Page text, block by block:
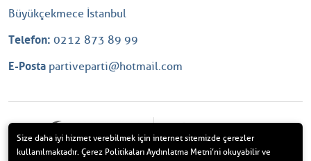
Büyükçekmece İstanbul
Telefon: 0212 873 89 99
E-Posta partiveparti@hotmail.com
Size daha iyi hizmet verebilmek için internet sitemizde çerezler
kullanılmaktadır. Çerez Politikaları Aydınlatma Metni’ni okuyabilir ve